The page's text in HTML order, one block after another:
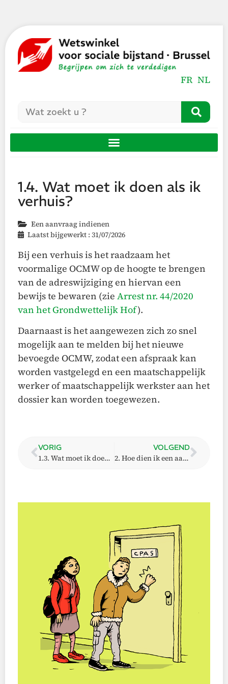
FR NL
1.4. Wat moet ik doen als ik
verhuis?
Een aanvraag indienen
Laatst bijgewerkt : 31/07/2026
Bij een verhuis is het raadzaam het
voormalige OCMW op de hoogte te brengen
van de adreswijziging en hiervan een
bewijs te bewaren (zie Arrest nr. 44/2020
van het Grondwettelijk Hof).
Daarnaast is het aangewezen zich zo snel
mogelijk aan te melden bij het nieuwe
bevoegde OCMW, zodat een afspraak kan
worden vastgelegd en een maatschappelijk
werker of maatschappelijk werkster aan het
dossier kan worden toegewezen.
VORIG
1.3. Wat moet ik doen als het OCMW zich onbevoegd acht om mijn aanvraag te behandelen?
VOLGEND
2. Hoe dien ik een aanvraag in bij het OCMW?